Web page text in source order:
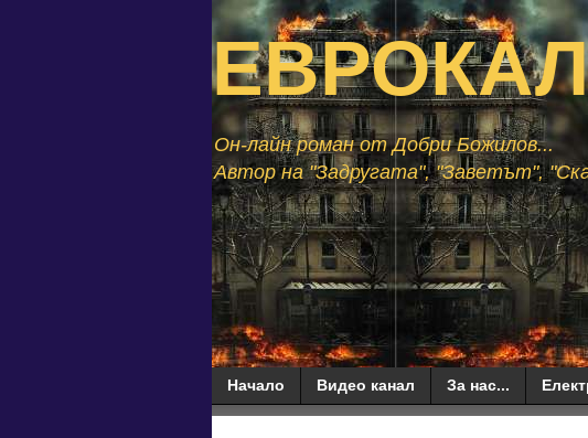
Он-лайн роман от Добри Божилов...
Автор на "Задругата", "Заветът",
Начало Видео канал За нас...